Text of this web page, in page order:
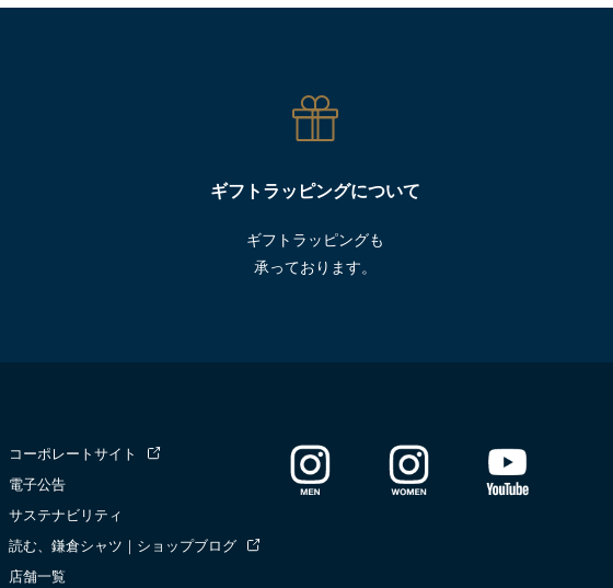
ギフトラッピングについて
ギフトラッピングも
承っております。
コーポレートサイト
電子公告
サステナビリティ
読む、鎌倉シャツ｜ショップブログ
店舗一覧